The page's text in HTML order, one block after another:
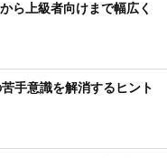
ら上級者向けまで幅広く
手意識を解消するヒント